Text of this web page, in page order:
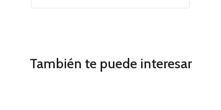
También te puede interesar